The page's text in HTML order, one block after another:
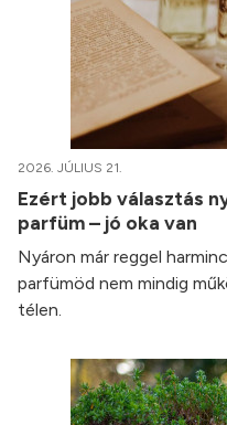
2026. JÚLIUS 21.
Ezért jobb választás
parfüm – jó oka van
Nyáron már reggel
parfümöd nem mindig
télen.